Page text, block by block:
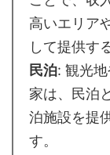
高いエリア
して提供す
民泊: 観光
家は、民泊
泊施設を提
す。